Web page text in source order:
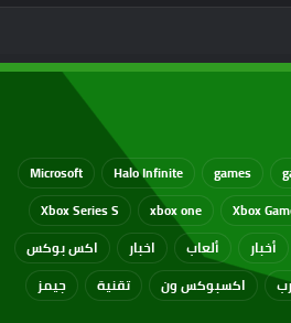
games
Halo Infinite
Microsoft
Xbox
xbox one
Xbox Series S
أخبار ألعاب اخبار
اكس بوكس
اكسبوكس ون تقنية جيمز